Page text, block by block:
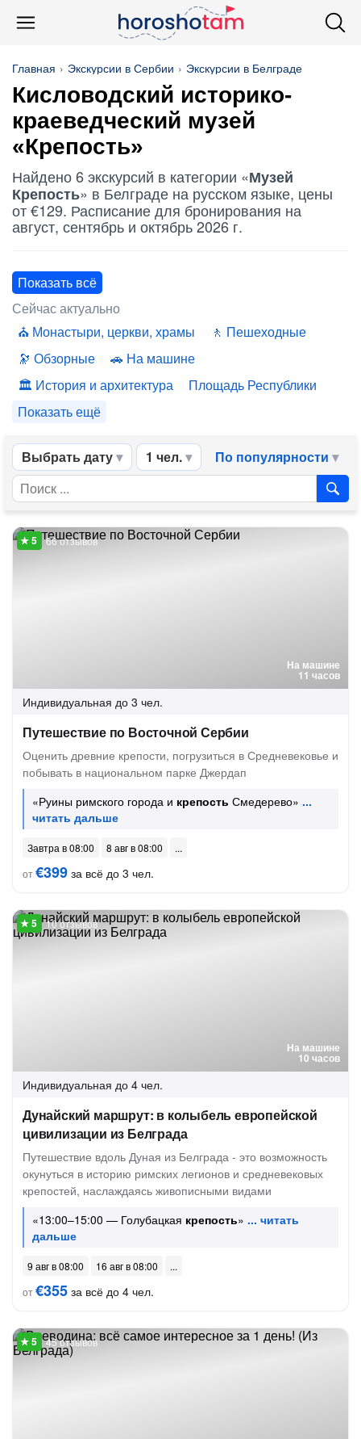
Главная Экскурсии в Сербии Экскурсии в Белграде
Кисловодский историко-
краеведческий музей
«Крепость»
Найдено 6 экскурсий в категории «Музей
Крепость» в Белграде на русском языке, цены
от €129. Расписание для бронирования на
август, сентябрь и октябрь 2026 г.
Показать всё
Сейчас актуально
Монастыри, церкви, храмы
Пешеходные
Обзорные
На машине
История и архитектура
Площадь Республики
Показать ещё
Выбрать дату 1 чел. По популярности
На машине
11 часов
66 отзывов
Индивидуальная до 3 чел.
Путешествие по Восточной Сербии
Оценить древние крепости, погрузиться в Средневековье и
побывать в национальном парке Джердап
«Руины римского города и крепость Смедерево»
Завтра в 08:00
8 авг в 08:00
от€399 за всё до 3 чел.
На машине
10 часов
10 отзывов
Индивидуальная до 4 чел.
Дунайский маршрут: в колыбель европейской
цивилизации из Белграда
Путешествие вдоль Дуная из Белграда - это возможность
окунуться в историю римских легионов и средневековых
крепостей, наслаждаясь живописными видами
«13:00–15:00 — Голубацкая крепость»
9 авг в 08:00
16 авг в 08:00
от€355 за всё до 4 чел.
45 отзывов